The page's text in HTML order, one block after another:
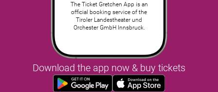
The Ticket Gretchen App is an
official booking service of the
Tiroler Landestheater und
Orchester GmbH Innsbruck.
Download the app now & buy tickets